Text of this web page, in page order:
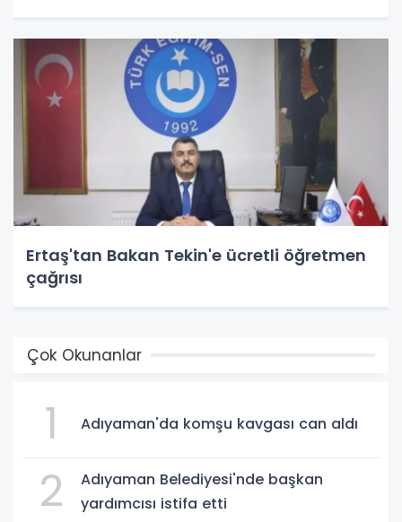
Ertaş'tan Bakan Tekin'e ücretli öğretmen
çağrısı
Çok Okunanlar
1 Adıyaman'da komşu kavgası can aldı
2
Adıyaman Belediyesi'nde başkan
yardımcısı istifa etti